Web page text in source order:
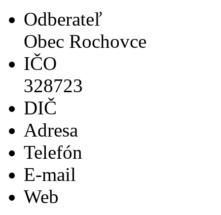
Odberateľ
Obec Rochovce
IČO
328723
DIČ
Adresa
Telefón
E-mail
Web